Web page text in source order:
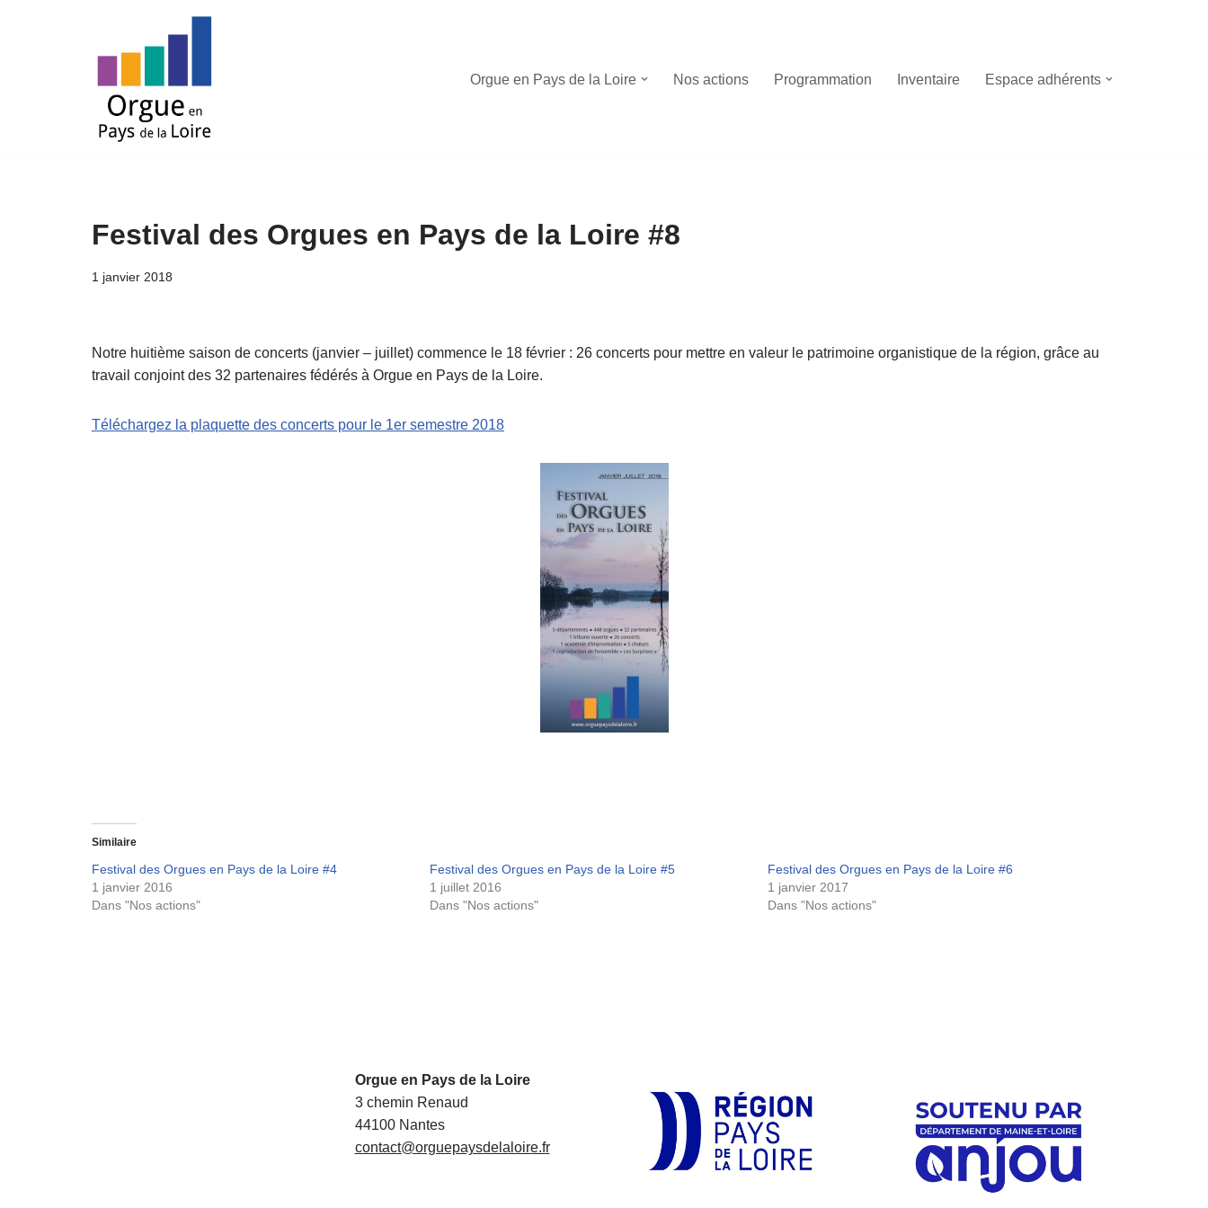
Orgue en Pays de la Loire Nos actions Programmation Inventaire Espace adhérents
Festival des Orgues en Pays de la Loire #8
1 janvier 2018
Notre huitième saison de concerts (janvier – juillet) commence le 18 février : 26 concerts pour mettre en valeur le patrimoine organistique de la région, grâce au
travail conjoint des 32 partenaires fédérés à Orgue en Pays de la Loire.
Téléchargez la plaquette des concerts pour le 1er semestre 2018
Similaire
Festival des Orgues en Pays de la Loire #4
1 janvier 2016
Dans "Nos actions"
Festival des Orgues en Pays de la Loire #5
1 juillet 2016
Dans "Nos actions"
Festival des Orgues en Pays de la Loire #6
1 janvier 2017
Dans "Nos actions"
Orgue en Pays de la Loire
3 chemin Renaud
44100 Nantes
contact@orguepaysdelaloire.fr